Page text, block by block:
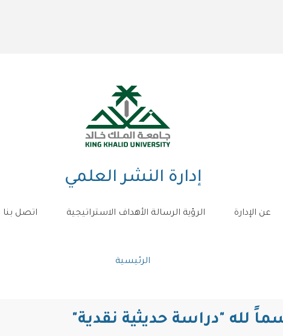
إدارة النشر العلمي
عن الإدارة الرؤية الرسالة الأهداف الاستراتيجية اتصل بنا
مسار
الرئيسية
لله "دراسة حديثية نقدية"